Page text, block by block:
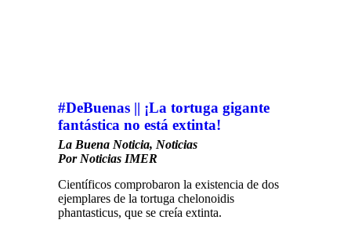
#DeBuenas || ¡La tortuga gigante
fantástica no está extinta!
La Buena Noticia, Noticias
Por Noticias IMER
Científicos comprobaron la existencia de dos
ejemplares de la tortuga chelonoidis
phantasticus, que se creía extinta.